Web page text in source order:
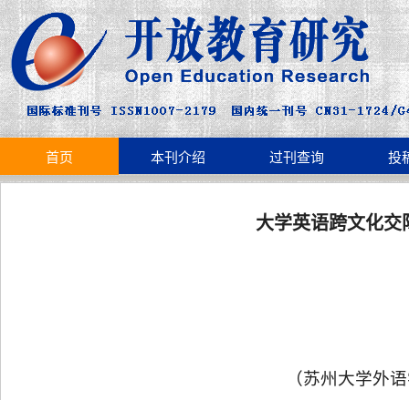
首页 本刊介绍 过刊查询 投
大学英语跨文化交
（苏州大学外